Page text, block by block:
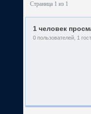
Страница 1 из 1
1 человек
0 пользователей, 1